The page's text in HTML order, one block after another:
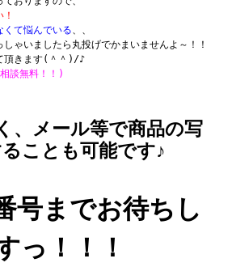
くて悩んでいる、、
ゃいましたら丸投げでかまいませんよ～！！
談無料！！)
、メール等で商品の写
ことも可能です♪
号までお待ちし
っ！！！